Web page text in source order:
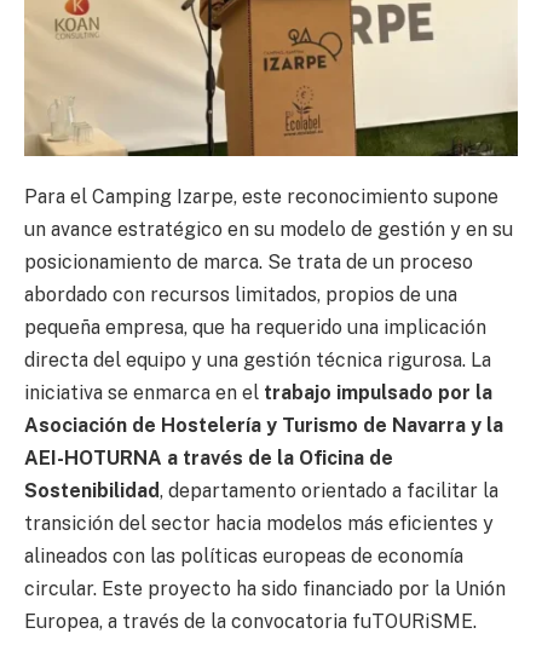
Para el Camping Izarpe, este reconocimiento supone
un avance estratégico en su modelo de gestión y en su
posicionamiento de marca. Se trata de un proceso
abordado con recursos limitados, propios de una
pequeña empresa, que ha requerido una implicación
directa del equipo y una gestión técnica rigurosa. La
iniciativa se enmarca en el trabajo impulsado por la
Asociación de Hostelería y Turismo de Navarra y la
AEI-HOTURNA a través de la Oficina de
Sostenibilidad, departamento orientado a facilitar la
transición del sector hacia modelos más eficientes y
alineados con las políticas europeas de economía
circular. Este proyecto ha sido financiado por la Unión
Europea, a través de la convocatoria fuTOURiSME.